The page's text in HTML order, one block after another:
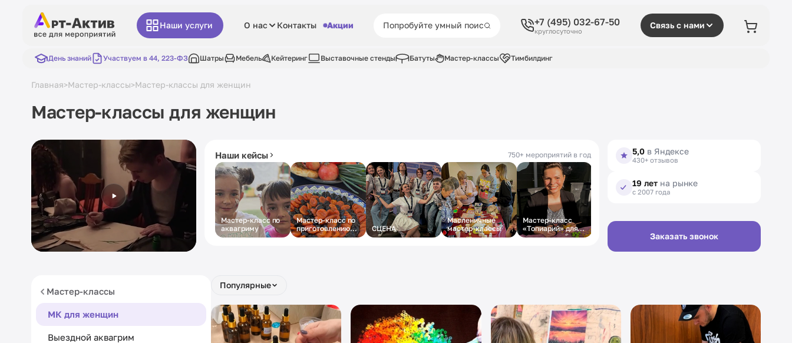
Наши услуги О нас Контакты Акции +7 (495) 032-67-50
круглосуточно
Связь с нами
День знаний Участвуем в 44, 223-ФЗ Шатры Мебель Кейтеринг Выставочные стенды Батуты Мастер-классы Тимбилдинг
Главная>Мастер-классы>Мастер-классы для женщин
Мастер-классы для женщин
Наши кейсы 750+ мероприятий в год
Мастер-класс по
аквагриму
Мастер-класс по
приготовлению
плова
СЦЕНА
Масленичные
мастер-классы
Мастер-класс
«Топиарий» для
женщин
5,0 в Яндексе
430+ отзывов
19 лет на рынке
с 2007 года
Заказать звонок
Мастер-классы
МК для женщин
Выездной аквагрим
Популярные